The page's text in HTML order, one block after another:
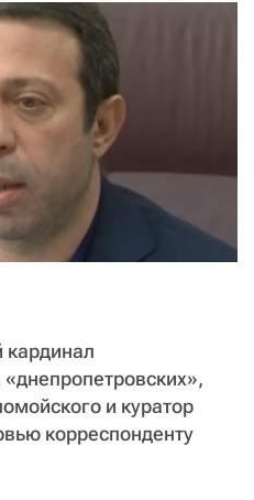
кардинал
и куратор
корреспонденту
donate@novayagazeta.ru